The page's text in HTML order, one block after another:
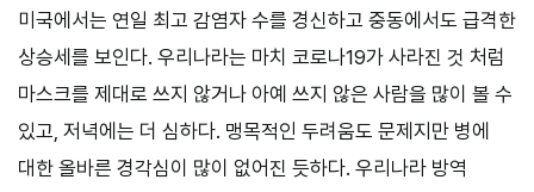
미국에서는 연일 최고 감염자 수를 경신하고 중동에서도 급격한
상승세를 보인다. 우리나라는 마치 코로나19가 사라진 것 처럼
마스크를 제대로 쓰지 않거나 아예 쓰지 않은 사람을 많이 볼 수
있고, 저녁에는 더 심하다. 맹목적인 두려움도 문제지만 병에
대한 올바른 경각심이 많이 없어진 듯하다. 우리나라 방역